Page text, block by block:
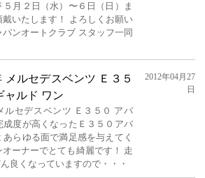
５月２日（水）〜６日（日）ま
戴いたします！ よろしくお願い
パンオートクラブ スタッフ一同
メルセデスベンツ Ｅ３５
ャルド ワン
ルセデスベンツ Ｅ３５０ アバ
成度が高くなったＥ３５０アバ
あらゆる面で満足感を与えてく
オーナーでとても綺麗です！ 走
良くなっていますので・・・
2012年04月27
日